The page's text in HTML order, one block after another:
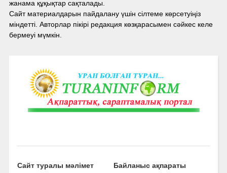
жанама құқықтар сақталады.
Сайт материалдарын пайдалану үшін сілтеме көрсетуіңіз
міндетті. Авторлар пікірі редакция көзқарасымен сәйкес келе
бермеуі мүмкін.
Сайт туралы мәлімет Байланыс ақпараты